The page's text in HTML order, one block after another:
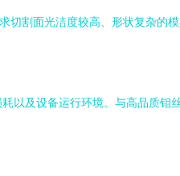
割面光洁度较高、形状复杂的模
以及设备运行环境。与高品质